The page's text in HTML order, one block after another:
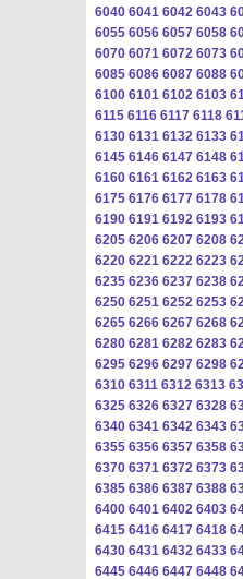
6040 6041 6042 6043
6055 6056 6057 6058
6070 6071 6072 6073
6085 6086 6087 6088
6100 6101 6102 6103
6115 6116 6117 6118
6130 6131 6132 6133
6145 6146 6147 6148
6160 6161 6162 6163
6175 6176 6177 6178
6190 6191 6192 6193
6205 6206 6207 6208
6220 6221 6222 6223
6235 6236 6237 6238
6250 6251 6252 6253
6265 6266 6267 6268
6280 6281 6282 6283
6295 6296 6297 6298
6310 6311 6312 6313
6325 6326 6327 6328
6340 6341 6342 6343
6355 6356 6357 6358
6370 6371 6372 6373
6385 6386 6387 6388
6400 6401 6402 6403
6415 6416 6417 6418
6430 6431 6432 6433
6445 6446 6447 6448